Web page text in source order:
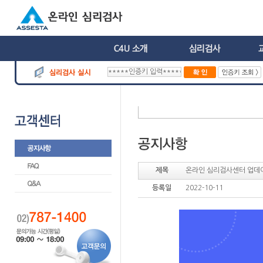
제목 온라인 심리검사센터 업데
등록일 2022-10-11